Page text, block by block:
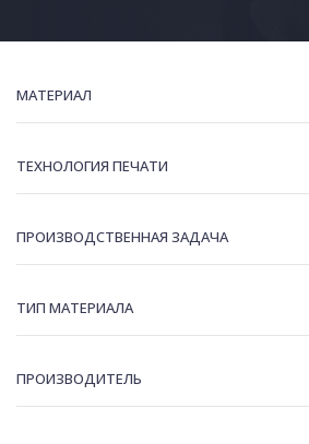
МАТЕРИАЛ
ТЕХНОЛОГИЯ ПЕЧАТИ
ПРОИЗВОДСТВЕННАЯ ЗАДАЧА
ТИП МАТЕРИАЛА
ПРОИЗВОДИТЕЛЬ